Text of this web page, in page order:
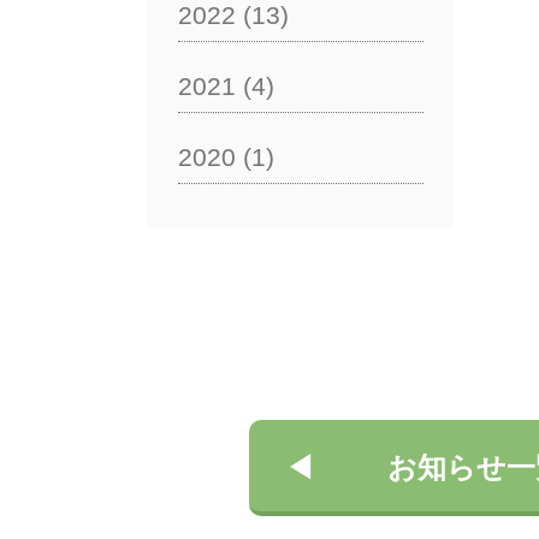
2022 (13)
2021 (4)
2020 (1)
お知らせ